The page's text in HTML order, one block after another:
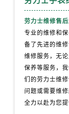
劳力士维修售
专业的维修和
备了先进的维
维修服务，无
保养等服务，
们的劳力士维
问题或需要维
全力以赴为您